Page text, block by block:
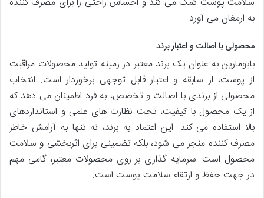
به ارمغان می آورد.
محصولی با اصالت و اعتبار برند
بایومارین به عنوان یک برند معتبر در زمینه تولید محصولات مراقبت
از پوست، از سابقه و اعتبار قابل توجهی برخوردار است. انتخاب
محصولی از برندی با اصالت و تخصص، به فرد اطمینان می دهد که
از یک محصول با کیفیت، تحت نظارت های علمی و استانداردهای
بالا استفاده می کند. این اعتماد به برند، نه تنها به آرامش خاطر
مصرف کننده منجر می شود، بلکه تضمینی برای اثربخشی و سلامت
محصول است. سرمایه گذاری بر روی محصولات معتبر، گامی مهم
در جهت حفظ و ارتقاء سلامت پوست است.